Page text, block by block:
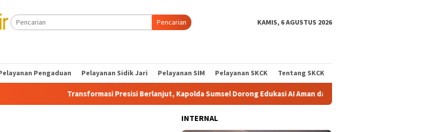
Pencarian KAMIS, 6 AGUSTUS 2026
Pengaduan Pelayanan Sidik Jari Pelayanan SIM Pelayanan SKCK Tentang SKCK
Transformasi Presisi Berlanjut, Kapolda Sumsel Dorong Edukasi AI Aman dan Bertanggung Jawab di Sekolah
INTERNAL